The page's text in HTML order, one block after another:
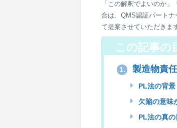
「この解釈でよいのか
合は、QMS認証パート
て提案させていただきま
この記事の
1. 製造物責
PL法の背景
欠陥の意味
PL法の真の